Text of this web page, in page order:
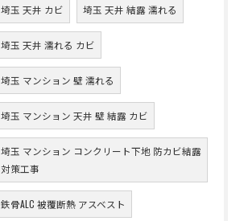
埼玉 天井 カビ 埼玉 天井 結露 濡れる
埼玉 天井 濡れる カビ
埼玉 マンション 壁 濡れる
埼玉 マンション 天井 壁 結露 カビ
埼玉 マンション コンクリート下地 防カビ結露
対策工事
鉄骨ALC 被覆断熱 アスベスト